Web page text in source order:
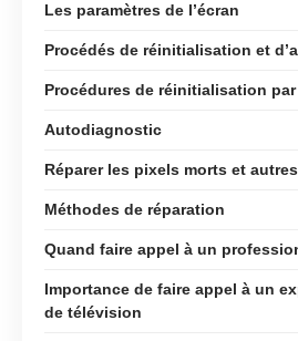
Les paramètres de l’écran
Procédés de réinitialisation et
Procédures de réinitialisation
Autodiagnostic
Réparer les pixels morts et
Méthodes de réparation
Quand faire appel à un
Importance de faire appel à un
de télévision